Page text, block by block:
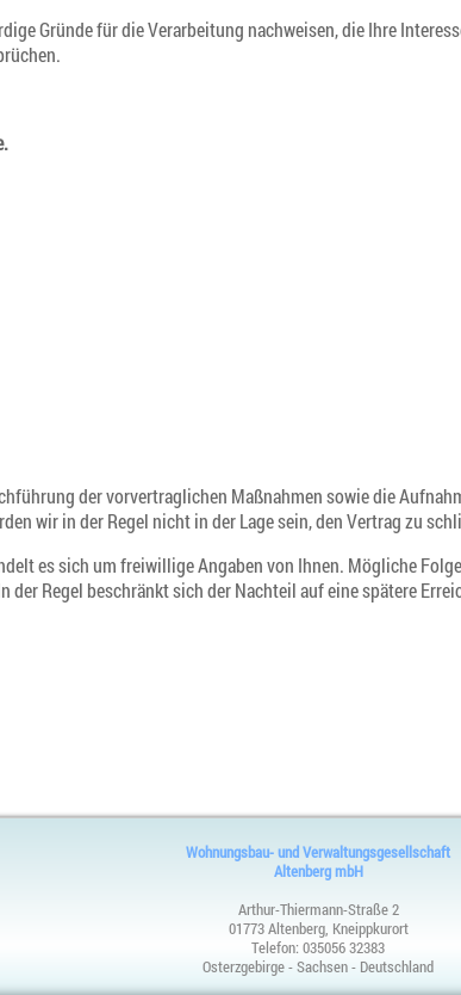
Gründe für die Verarbeitung nachweisen, die Ihre
der vorvertraglichen Maßnahmen sowie die
wir in der Regel nicht in der Lage sein, den Vertrag zu
es sich um freiwillige Angaben von Ihnen. Mögliche
Regel beschränkt sich der Nachteil auf eine spätere
Wohnungsbau- und Verwaltungsgesellschaft
Altenberg mbH
Arthur-Thiermann-Straße 2
01773 Altenberg, Kneippkurort
Telefon: 035056 32383
Osterzgebirge - Sachsen - Deutschland